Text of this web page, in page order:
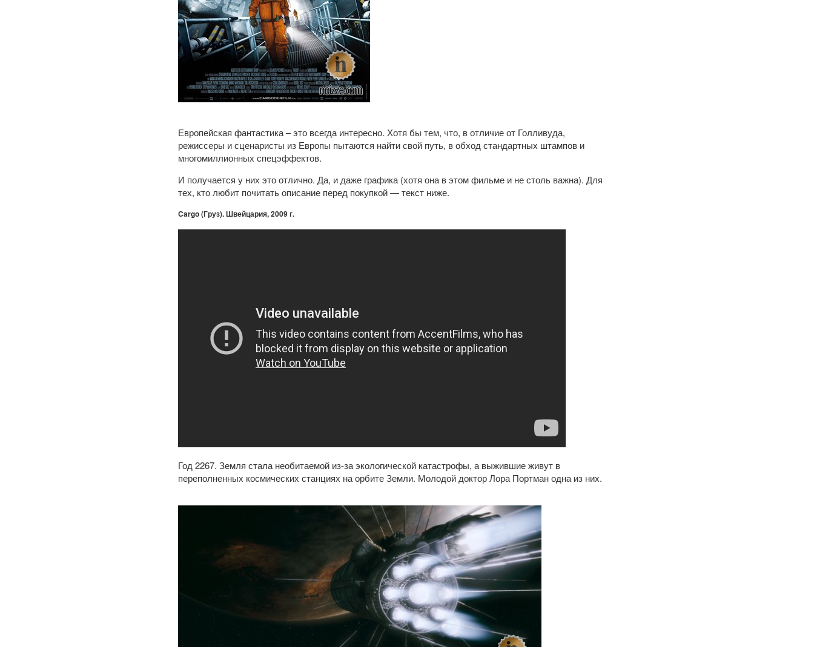
Европейская фантастика – это всегда интересно. Хотя бы тем, что, в отличие от Голливуда,
режиссеры и сценаристы из Европы пытаются найти свой путь, в обход стандартных штампов и
многомиллионных спецэффектов.
И получается у них это отлично. Да, и даже графика (хотя она в этом фильме и не столь важна). Для
тех, кто любит почитать описание перед покупкой — текст ниже.
Cargo (Груз). Швейцария, 2009 г.
Год 2267. Земля стала необитаемой из-за экологической катастрофы, а выжившие живут в
переполненных космических станциях на орбите Земли. Молодой доктор Лора Портман одна из них.